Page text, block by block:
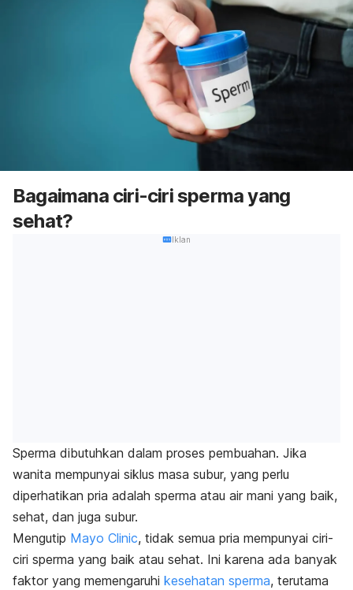
Bagaimana ciri-ciri sperma yang
sehat?
Iklan
Sperma dibutuhkan dalam proses pembuahan. Jika
wanita mempunyai siklus masa subur, yang perlu
diperhatikan pria adalah sperma atau air mani yang baik,
sehat, dan juga subur.
Mengutip Mayo Clinic, tidak semua pria mempunyai ciri-
ciri sperma yang baik atau sehat. Ini karena ada banyak
faktor yang memengaruhi kesehatan sperma, terutama